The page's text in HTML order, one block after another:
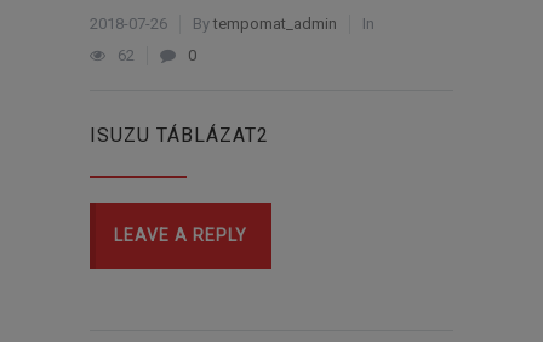
2018-07-26 Bytempomat_admin
In
62
0
ISUZU TÁBLÁZAT2
LEAVE A REPLY